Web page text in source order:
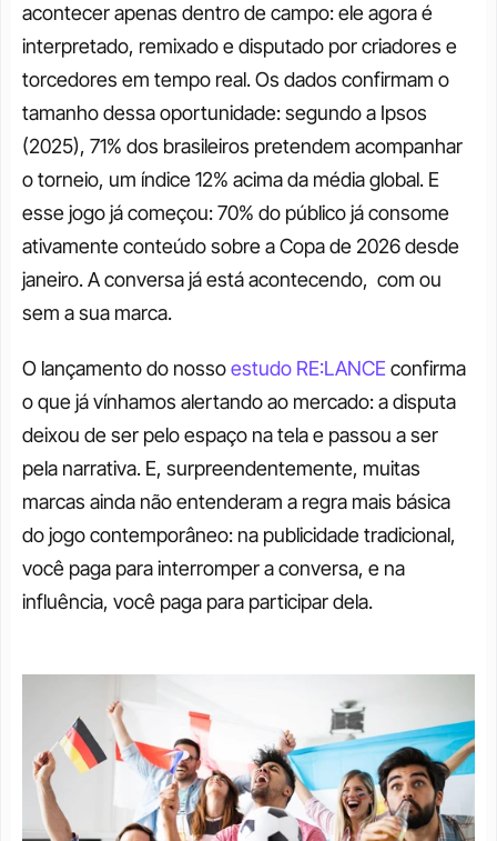
acontecer apenas dentro de campo: ele agora é
interpretado, remixado e disputado por criadores e
torcedores em tempo real. Os dados confirmam o
tamanho dessa oportunidade: segundo a Ipsos
(2025), 71% dos brasileiros pretendem acompanhar
o torneio, um índice 12% acima da média global. E
esse jogo já começou: 70% do público já consome
ativamente conteúdo sobre a Copa de 2026 desde
janeiro. A conversa já está acontecendo,  com ou
sem a sua marca.
O lançamento do nosso estudo RE:LANCE confirma
o que já vínhamos alertando ao mercado: a disputa
deixou de ser pelo espaço na tela e passou a ser
pela narrativa. E, surpreendentemente, muitas
marcas ainda não entenderam a regra mais básica
do jogo contemporâneo: na publicidade tradicional,
você paga para interromper a conversa, e na
influência, você paga para participar dela.